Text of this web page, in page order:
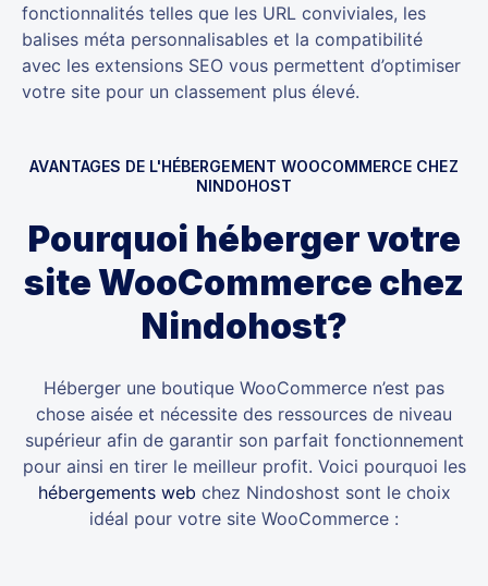
fonctionnalités telles que les URL conviviales, les
balises méta personnalisables et la compatibilité
avec les extensions SEO vous permettent d’optimiser
votre site pour un classement plus élevé.
AVANTAGES DE L'HÉBERGEMENT WOOCOMMERCE CHEZ
NINDOHOST
Pourquoi héberger votre
site WooCommerce chez
Nindohost?
Héberger une boutique WooCommerce n’est pas
chose aisée et nécessite des ressources de niveau
supérieur afin de garantir son parfait fonctionnement
pour ainsi en tirer le meilleur profit. Voici pourquoi les
hébergements web chez Nindoshost sont le choix
idéal pour votre site WooCommerce :